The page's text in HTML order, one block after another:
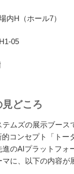
内H（ホール7）
05
どころ
テムズの展示ブース
コンセプト「トー
のAIプラットフォ
に、以下の内容が